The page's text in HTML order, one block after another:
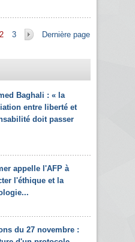
2 3 Dernière page
Baghali : « la
entre liberté et
doit passer
appelle l'AFP à
l'éthique et la
du 27 novembre :